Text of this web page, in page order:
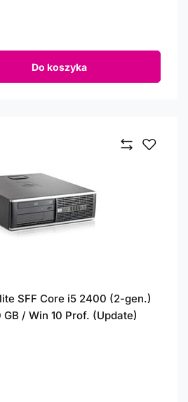
Do koszyka
SFF Core i5 2400 (2-gen.)
GB / Win 10 Prof. (Update)